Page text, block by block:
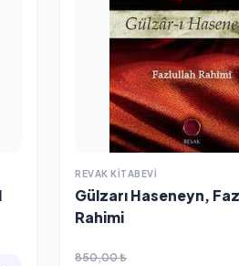
REVAK KITABEVI
Gülzarı Haseneyn,
Rahimi
850,00 ₺